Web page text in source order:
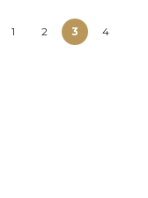
1 2 3 4